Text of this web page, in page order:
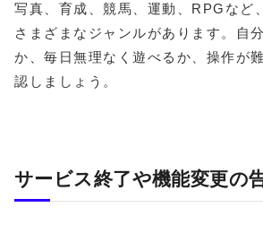
写真、育成、競馬、運動、RPGなど
さまざまなジャンルがあります。自
か、毎日無理なく遊べるか、操作が
認しましょう。
サービス終了や機能変更の